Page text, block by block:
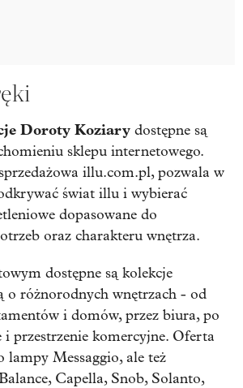
Doroty Koziary dostępne są
sklepu internetowego.
illu.com.pl, pozwala w
świat illu i wybierać
dopasowane do
oraz charakteru wnętrza.
dostępne są kolekcje
o różnorodnych wnętrzach - od
i domów, przez biura, po
i przestrzenie komercyjne. Oferta
lampy Messaggio, ale też
Capella, Snob, Solanto,